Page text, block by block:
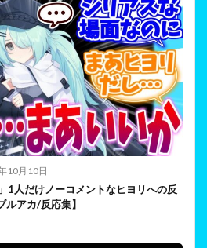
10月10日
1人だけノーコメントなヒヨリへの反
アカ/反応集】